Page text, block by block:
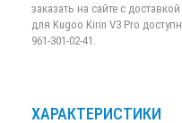
заказать на сайте с
для Kugoo Kirin V3 Pro
961-301-02-41.
ХАРАКТЕРИСТИКИ